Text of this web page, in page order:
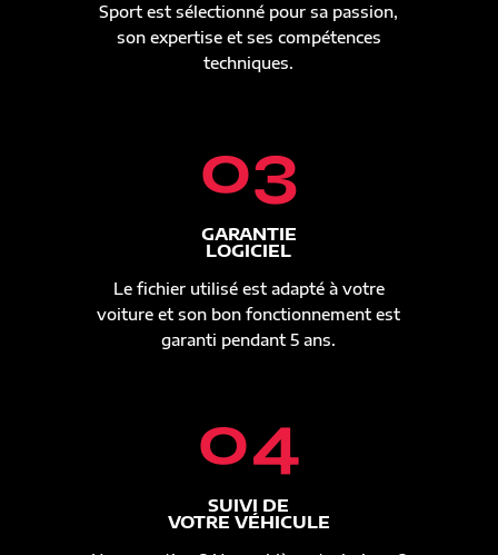
Sport est sélectionné pour sa passion,
son expertise et ses compétences
techniques.
03
GARANTIE
LOGICIEL
Le fichier utilisé est adapté à votre
voiture et son bon fonctionnement est
garanti pendant 5 ans.
04
SUIVI DE
VOTRE VÉHICULE